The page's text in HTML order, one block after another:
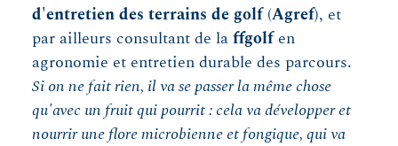
d'entretien des terrains de golf (Agref), et
par ailleurs consultant de la ffgolf en
agronomie et entretien durable des parcours.
Si on ne fait rien, il va se passer la même chose
qu'avec un fruit qui pourrit : cela va développer et
nourrir une flore microbienne et fongique, qui va